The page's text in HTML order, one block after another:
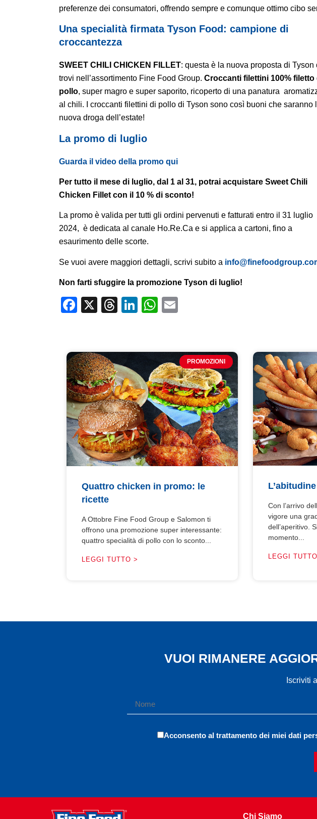
preferenze dei consumatori, offrendo sempre e comunque ottimo cibo
Una specialità firmata Tyson Food: campione di
croccantezza
SWEET CHILI CHICKEN FILLET: questa è la nuova proposta di Tyson
trovi nell’assortimento Fine Food Group. Croccanti filettini 100% filetto
pollo, super magro e super saporito, ricoperto di una panatura
al chili. I croccanti filettini di pollo di Tyson sono così buoni che saranno
nuova droga dell’estate!
La promo di luglio
Guarda il video della promo qui
Per tutto il mese di luglio, dal 1 al 31, potrai acquistare Sweet Chili
Chicken Fillet con il 10 % di sconto!
La promo è valida per tutti gli ordini pervenuti e fatturati entro il 31 luglio
2024, è dedicata al canale Ho.Re.Ca e si applica a cartoni, fino a
esaurimento delle scorte.
Se vuoi avere maggiori dettagli, scrivi subito a
Non farti sfuggire la promozione Tyson di luglio!
Facebook
X Threads
LinkedIn
WhatsApp
PROMOZIONI
Quattro chicken in promo: le
ricette
A Ottobre Fine Food Group e Salomon ti
offrono una promozione super interessante:
quattro specialità di pollo con lo sconto...
LEGGI TUTTO >
Con l’arrivo
vigore una
dell’aperitivo.
momento...
LEGGI
VUOI RIMANERE
Iscriviti
Acconsento al trattamento dei miei dati
Chi Siamo